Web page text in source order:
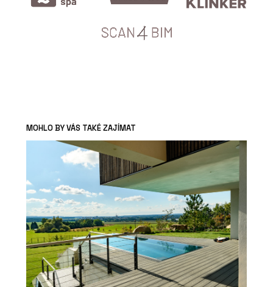
MOHLO BY VÁS TAKÉ ZAJÍMAT